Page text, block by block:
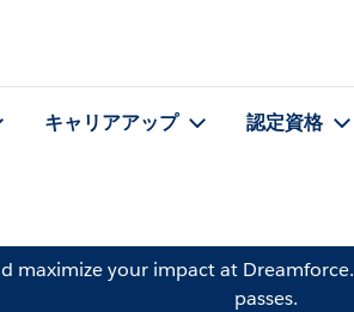
キャリアアップ 認定資格
maximize your impact at Dreamforce.
passes.